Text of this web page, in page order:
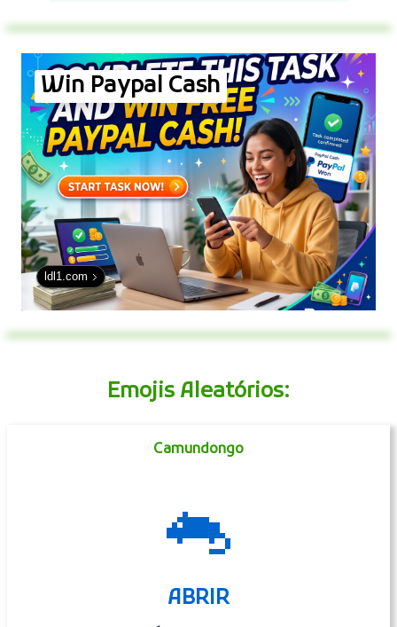
Win Paypal Cash
ldl1.com
Emojis Aleatórios:
Camundongo
🐁
ABRIR